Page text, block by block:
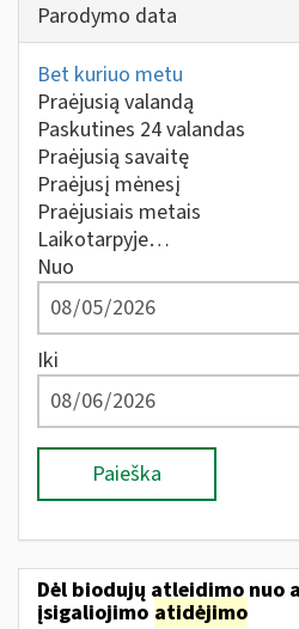
Parodymo data
Bet kuriuo metu
Praėjusią valandą
Paskutines 24 valandas
Praėjusią savaitę
Praėjusį mėnesį
Praėjusiais metais
Laikotarpyje…
Nuo
Iki
Paieška
Dėl biodujų atleidimo nuo
įsigaliojimo atidėjimo